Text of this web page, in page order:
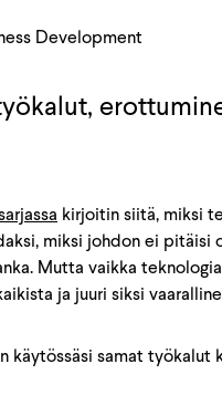
Development
kirjoitin siitä, miksi
miksi johdon ei pitäisi
Mutta vaikka
ja juuri siksi
käytössäsi samat